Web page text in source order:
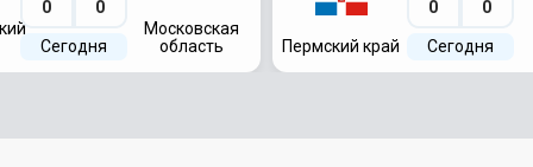
0 0
Сегодня
Московская
область
Пермский край
0 0
Сегодня